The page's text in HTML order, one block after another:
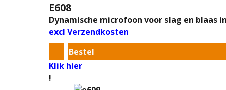
E608
Dynamische microfoon voor slag en blaas
excl Verzendkosten
Bestel
Klik hier
!